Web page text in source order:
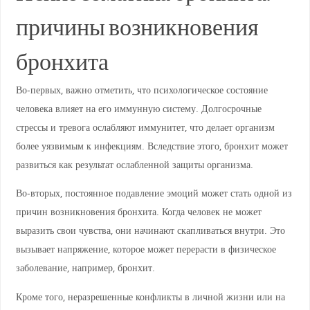
причины возникновения
бронхита
Во-первых, важно отметить, что психологическое состояние
человека влияет на его иммунную систему. Долгосрочные
стрессы и тревога ослабляют иммунитет, что делает организм
более уязвимым к инфекциям. Вследствие этого, бронхит может
развиться как результат ослабленной защиты организма.
Во-вторых, постоянное подавление эмоций может стать одной из
причин возникновения бронхита. Когда человек не может
выразить свои чувства, они начинают скапливаться внутри. Это
вызывает напряжение, которое может перерасти в физическое
заболевание, например, бронхит.
Кроме того, неразрешенные конфликты в личной жизни или на